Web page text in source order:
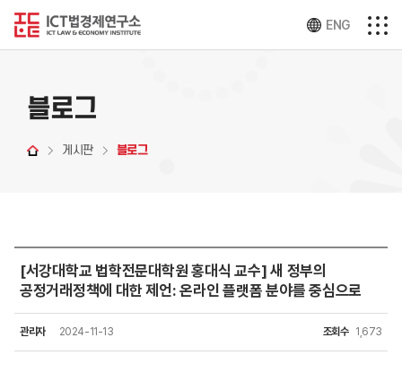
ENG
블로그
게시판 블로그
[서강대학교 법학전문대학원 홍대식 교수] 새 정부의
공정거래정책에 대한 제언: 온라인 플랫폼 분야를 중심으로
관리자 2024-11-13 조회수 1,673